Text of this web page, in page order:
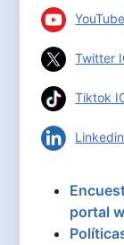
Twitter
Tiktok
portal